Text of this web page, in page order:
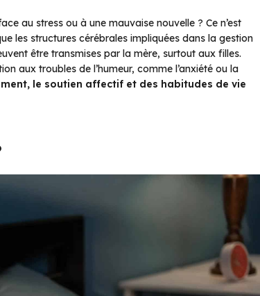
au stress ou à une mauvaise nouvelle ? Ce n’est
les structures cérébrales impliquées dans la gestion
être transmises par la mère, surtout aux filles.
aux troubles de l’humeur, comme l’anxiété ou la
le soutien affectif et des habitudes de vie